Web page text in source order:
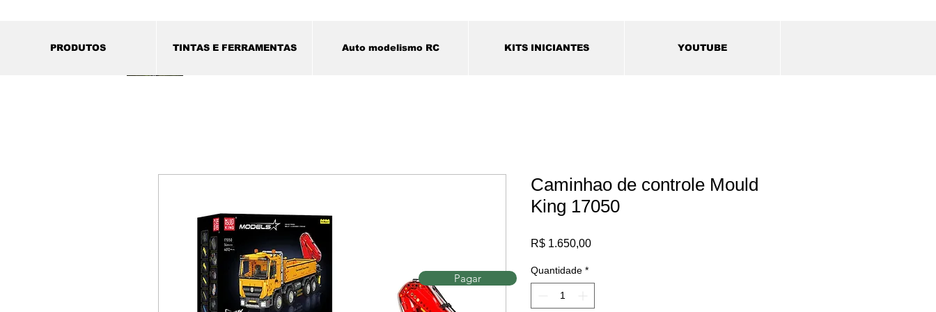
PRODUTOS TINTAS E FERRAMENTAS Auto modelismo RC KITS INICIANTES YOUTUBE
Caminhao de controle Mould
King 17050
R$ 1.650,00Preço
Quantidade *
Pagar